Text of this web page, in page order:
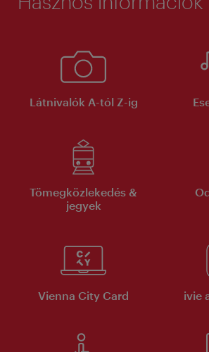
Látnivalók A-tól Z-ig
Tömegközlekedés &
jegyek
Vienna City Card ivie